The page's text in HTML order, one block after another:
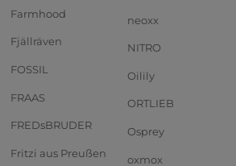
Farmhood
Fjällräven
FOSSIL
FRAAS
FREDsBRUDER
Fritzi aus Preußen
neoxx
NITRO
Oilily
ORTLIEB
Osprey
oxmox